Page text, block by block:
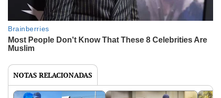
NOTAS RELACIONADAS